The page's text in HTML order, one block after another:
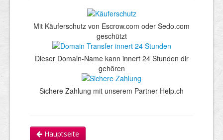
Mit Käuferschutz von Escrow.com oder Sedo.com
geschützt
Dieser Domain-Name kann innert 24 Stunden dir
gehören
Sichere Zahlung mit unserem Partner Help.ch
Hauptseite